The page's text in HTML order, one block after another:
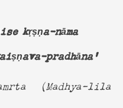
kṛṣṇa-nāma
pradhāna’
(Madhya-lila